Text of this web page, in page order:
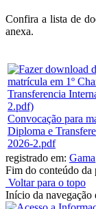
Confira a lista de
anexa.
Convocação para
Diploma e
2026-2.pdf
registrado em: Gama
Fim do conteúdo da
Voltar para o topo
Início da navegação